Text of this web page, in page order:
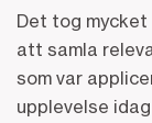
Det tog
att samla
som var
upplevelse